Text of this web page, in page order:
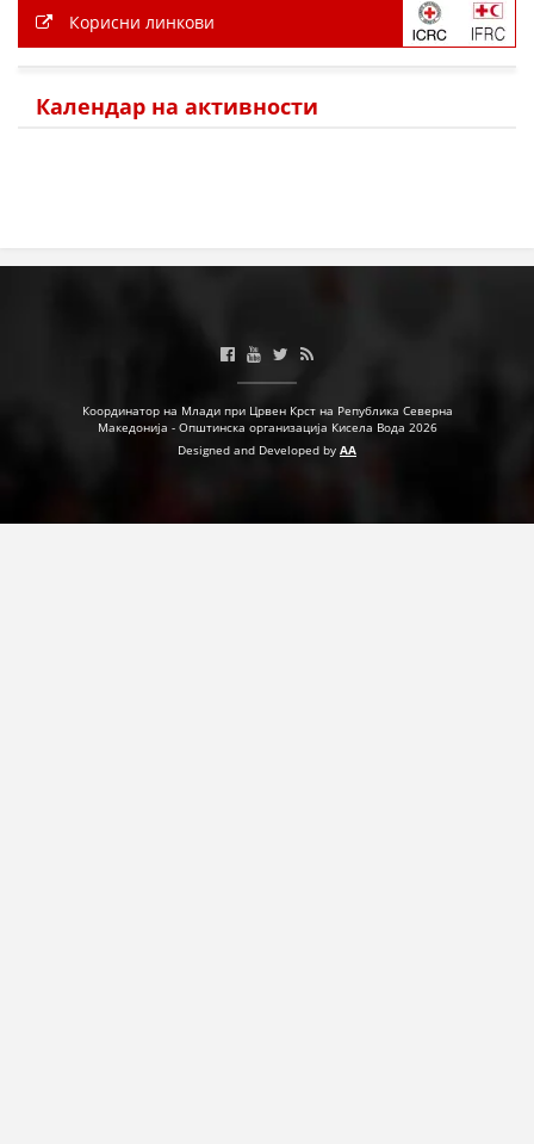
Корисни линкови
Календар на активности
Координатор на Млади при Црвен Крст на Република Северна
Македонија - Општинска организација Кисела Вода 2026
Designed and Developed by AA